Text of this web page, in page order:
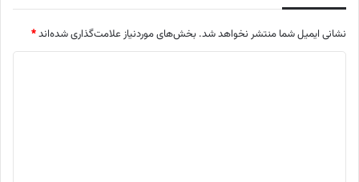
نشانی ایمیل شما منتشر نخواهد شد. بخش‌های موردنیاز علامت‌گذاری شده‌اند*